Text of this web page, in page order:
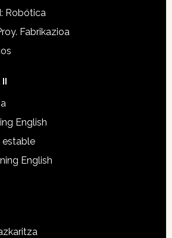
Robótica
Fabrikazioa
II
English
estable
English